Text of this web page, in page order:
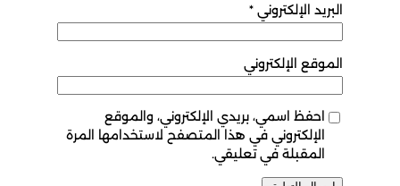
البريد الإلكتروني*
الموقع الإلكتروني
احفظ اسمي، بريدي الإلكتروني، والموقع
الإلكتروني في هذا المتصفح لاستخدامها المرة
المقبلة في تعليقي.